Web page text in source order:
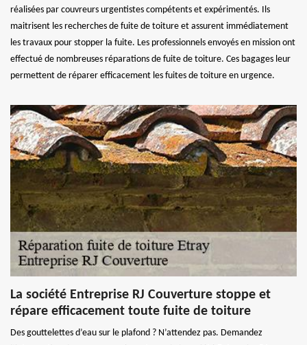
réalisées par couvreurs urgentistes compétents et expérimentés. Ils
maitrisent les recherches de fuite de toiture et assurent immédiatement
les travaux pour stopper la fuite. Les professionnels envoyés en mission ont
effectué de nombreuses réparations de fuite de toiture. Ces bagages leur
permettent de réparer efficacement les fuites de toiture en urgence.
La société Entreprise RJ Couverture stoppe et
répare efficacement toute fuite de toiture
Des gouttelettes d’eau sur le plafond ? N’attendez pas. Demandez